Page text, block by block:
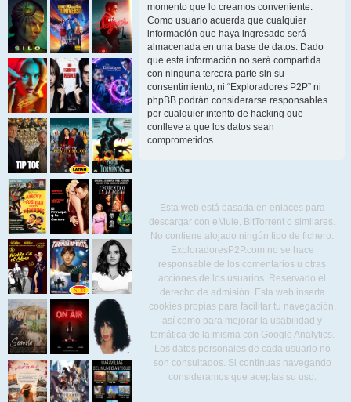
momento que lo creamos conveniente.
Como usuario acuerda que cualquier
información que haya ingresado será
almacenada en una base de datos. Dado
que esta información no será compartida
con ninguna tercera parte sin su
consentimiento, ni “Exploradores P2P” ni
phpBB podrán considerarse responsables
por cualquier intento de hacking que
conlleve a que los datos sean
comprometidos.
Esta web está basada en enlaces para
descargar con eMule, BitTorrent o similares.
No contiene alojado ningún tipo de fichero.
ExploradoresP2P.com no se hace
responsable de los comentarios u otras
acciones de los usuarios. Reservado el
derecho de admisión. Esta web inserta
cookies propias para facilitar tu navegación,
así como para mejorar la usabilidad y
temática de la misma con Google Analytics.
Los datos personales de cada usuario no
son consultados. Si continuas navegando
consideramos que aceptas su uso.